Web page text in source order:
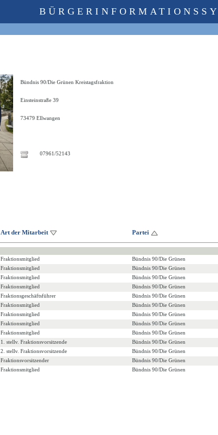
Bündnis 90/Die Grünen Kreistagsfraktion
Einsteinstraße 39
73479 Ellwangen
07961/52143
Art der Mitarbeit Partei
Fraktionsmitglied Bündnis 90/Die Grünen
Fraktionsmitglied Bündnis 90/Die Grünen
Fraktionsmitglied Bündnis 90/Die Grünen
Fraktionsmitglied Bündnis 90/Die Grünen
Fraktionsgeschäftsführer Bündnis 90/Die Grünen
Fraktionsmitglied Bündnis 90/Die Grünen
Fraktionsmitglied Bündnis 90/Die Grünen
Fraktionsmitglied Bündnis 90/Die Grünen
Fraktionsmitglied Bündnis 90/Die Grünen
1. stellv. Fraktionsvorsitzende Bündnis 90/Die Grünen
2. stellv. Fraktionsvorsitzende Bündnis 90/Die Grünen
Fraktionsvorsitzender Bündnis 90/Die Grünen
Fraktionsmitglied Bündnis 90/Die Grünen